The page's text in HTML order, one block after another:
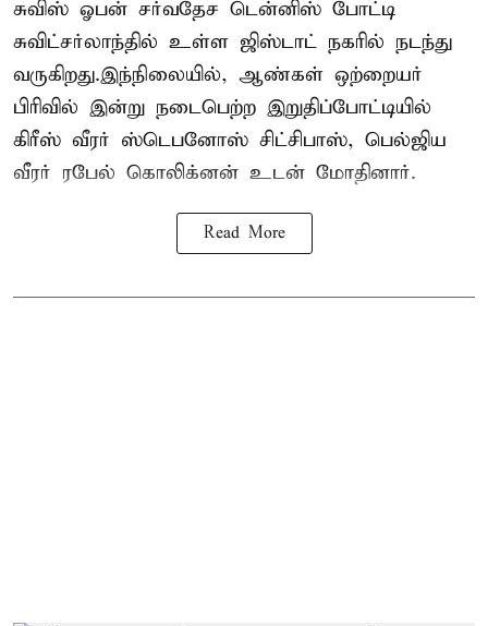
சுவிஸ் ஓபன் சர்வதேச டென்னிஸ் போட்டி
சுவிட்சர்லாந்தில் உள்ள ஜிஸ்டாட் நகரில் நடந்து
வருகிறது.இந்நிலையில், ஆண்கள் ஒற்றையர்
பிரிவில் இன்று நடைபெற்ற இறுதிப்போட்டியில்
கிரீஸ் வீரர் ஸ்டெபனோஸ் சிட்சிபாஸ், பெல்ஜிய
வீரர் ரபேல் கொலிக்னன் உடன் மோதினார்.
Read More